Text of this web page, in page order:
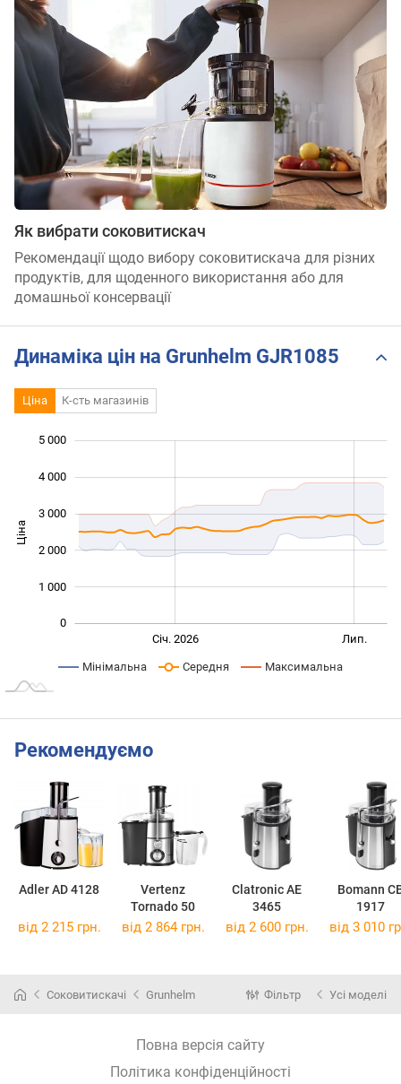
Як вибрати соковитискач
Рекомендації щодо вибору соковитискача для різних
продуктів, для щоденного використання або для
домашньої консервації
Динаміка цін на Grunhelm GJR1085
Ціна К-сть магазинів
Ціна
0
1 000
2 000
3 000
4 000
5 000
Січ. 2026 Лип.
Мінімальна Середня Максимальна
Рекомендуємо
Adler AD 4128
Vertenz
Tornado 50
Clatronic AE
3465
Bomann
1917
від 2 215 грн. від 2 864 грн. від 2 600 грн. від 3 010
Соковитискачі Grunhelm Фільтр Усі моделі
Повна версія сайту
Політика конфіденційності